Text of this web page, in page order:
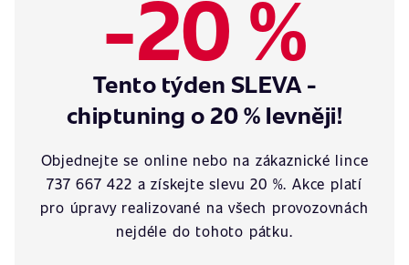
-20 %
Tento týden SLEVA -
chiptuning o 20 % levněji!
Objednejte se online nebo na zákaznické lince
737 667 422 a získejte slevu 20 %. Akce platí
pro úpravy realizované na všech provozovnách
nejdéle do tohoto pátku.